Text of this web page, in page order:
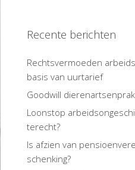
Recente berichten
Rechtsvermoeden
basis van uurtarief
Goodwill
Loonstop
terecht?
Is afzien van
schenking?